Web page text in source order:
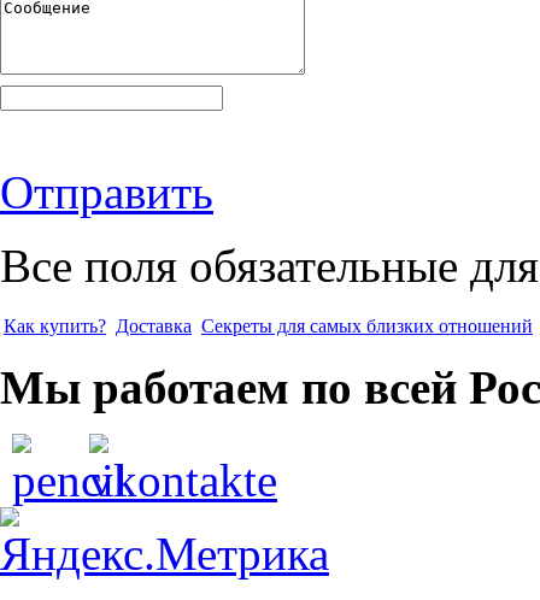
Отправить
Все поля обязательные
Как купить? Доставка Секреты для самых близких отношений
Мы работаем по всей